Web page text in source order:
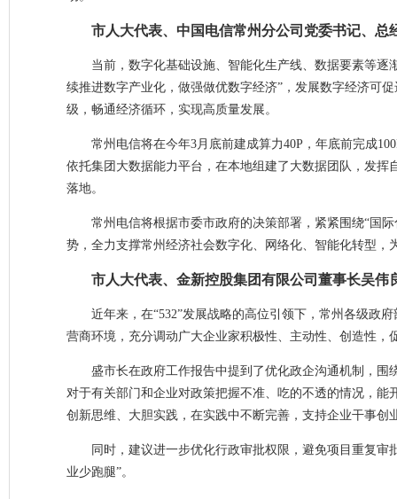
市人大代表、中国电信常州分公司党委书记、总
当前，数字化基础设施、智能化生产线、数据要素等
续推进数字产业化，做强做优数字经济”，发展数字经济可
级，畅通经济循环，实现高质量发展。
常州电信将在今年3月底前建成算力40P，年底前完成
依托集团大数据能力平台，在本地组建了大数据团队，发
落地。
常州电信将根据市委市政府的决策部署，紧紧围绕“国
势，全力支撑常州经济社会数字化、网络化、智能化转型，
市人大代表、金新控股集团有限公司董事长吴伟
近年来，在“532”发展战略的高位引领下，常州各级政
营商环境，充分调动广大企业家积极性、主动性、创造性，
盛市长在政府工作报告中提到了优化政企沟通机制，
对于有关部门和企业对政策把握不准、吃的不透的情况，
创新思维、大胆实践，在实践中不断完善，支持企业干事创
同时，建议进一步优化行政审批权限，避免项目重复
业少跑腿”。